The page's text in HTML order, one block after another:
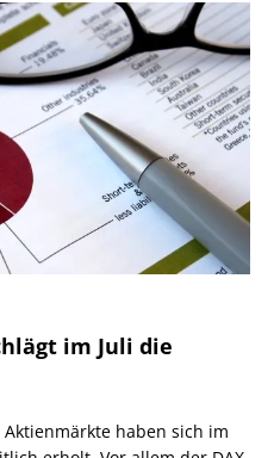
im Juli die
haben sich im